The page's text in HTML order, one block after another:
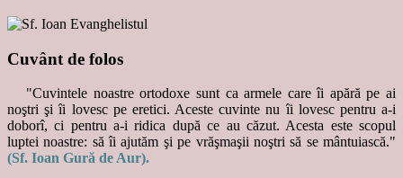
Cuvânt de folos
"Cuvintele noastre ortodoxe sunt ca armele care îi apără pe ai
noştri şi îi lovesc pe eretici. Aceste cuvinte nu îi lovesc pentru a-i
doborî, ci pentru a-i ridica după ce au căzut. Acesta este scopul
luptei noastre: să îi ajutăm şi pe vrăşmaşii noştri să se mântuiască."
(Sf. Ioan Gură de Aur).